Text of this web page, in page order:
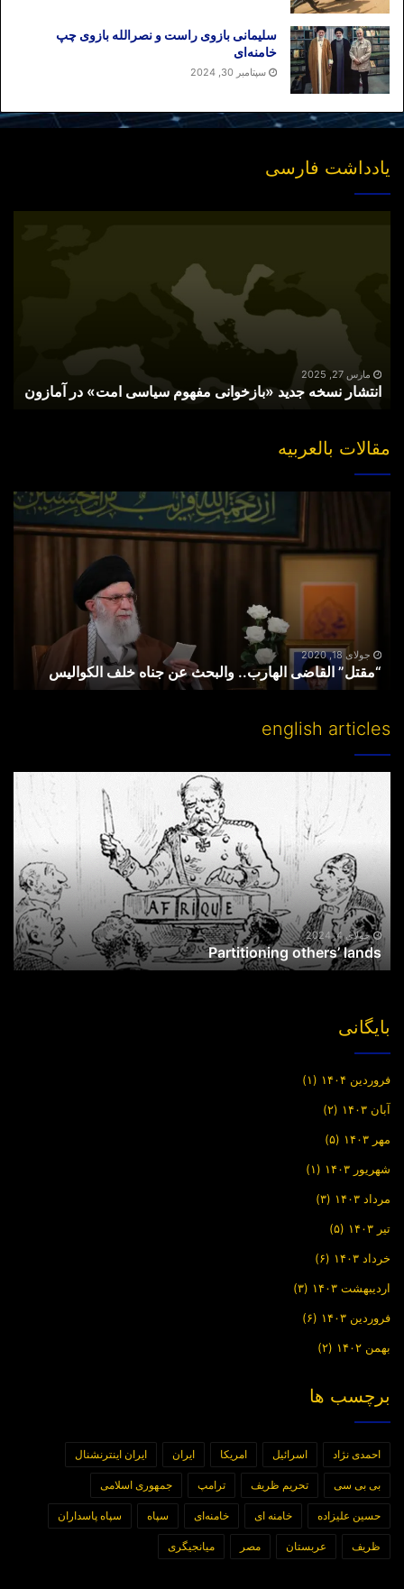
برچسب ها حداد عادل
وزیر کار و امور اجتماعیسلیمانی بازوی راست و نصرالله بازوی چپ
خامنه‌ای
سپتامبر 30, 2024
یادداشت فارسی
آمازونمارس 27, 2025
انتشار نسخه جدید «بازخوانی مفهوم سیاسی امت» در آمازون
مقالات بالعربیه
والبحث
جولای 18, 2020
“مقتل” القاضی الهارب.. والبحث عن جناه خلف الکوالیس
english articles
others’
جولای 4, 2024
Partitioning others’ lands
بایگانی
فروردین ۱۴۰۴ (۱)
آبان ۱۴۰۳ (۲)
مهر ۱۴۰۳ (۵)
شهریور ۱۴۰۳ (۱)
مرداد ۱۴۰۳ (۳)
تیر ۱۴۰۳ (۵)
خرداد ۱۴۰۳ (۶)
اردیبهشت ۱۴۰۳ (۳)
فروردین ۱۴۰۳ (۶)
بهمن ۱۴۰۲ (۲)
برچسب ها
احمدی نژاد اسرائیل امریکا ایران ایران اینترنشنال
بی بی سی تحریم ظریف ترامپ جمهوری اسلامی
حسین علیزاده خامنه ای خامنه‌ای سپاه سپاه پاسداران
ظریف عربستان مصر میانجیگری